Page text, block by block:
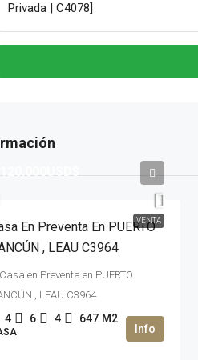
VENTA
En Preventa En PUERTO
, LEAU C3964
Casa en Preventa en PUERTO
, LEAU C3964
4 6 4 647 M2